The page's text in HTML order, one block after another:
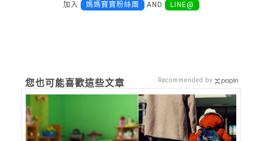
加入 媽媽寶寶粉絲團 AND LINE@
您也可能喜歡這些文章 Recommended by